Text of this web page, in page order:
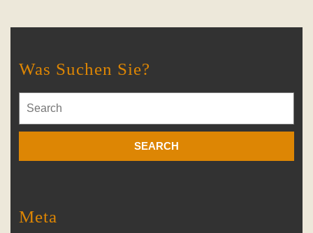
Was Suchen Sie?
for:
Meta